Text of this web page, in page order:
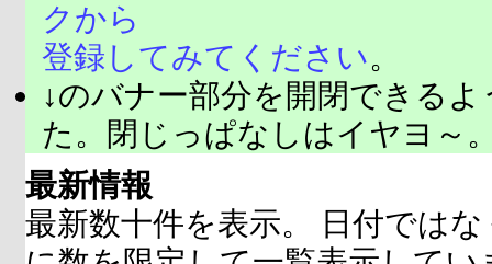
クから
登録してみてください。
↓のバナー部分を開閉できる
た。閉じっぱなしはイヤヨ～
最新情報
最新数十件を表示。 日付では